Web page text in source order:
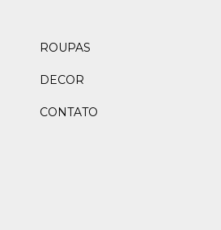
ROUPAS
DECOR
CONTATO